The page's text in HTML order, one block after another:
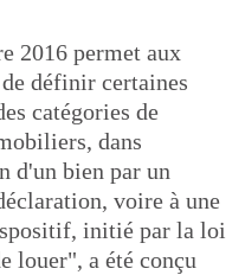
2016 permet aux
définir certaines
catégories de
dans
d'un bien par un
voire à une
initié par la loi
louer", a été conçu